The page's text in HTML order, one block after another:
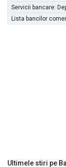
Servicii bancare:
Lista bancilor
Ultimele stiri pe